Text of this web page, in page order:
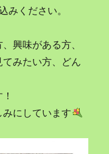
みください。
興味がある方、
みたい方、どん
にしています